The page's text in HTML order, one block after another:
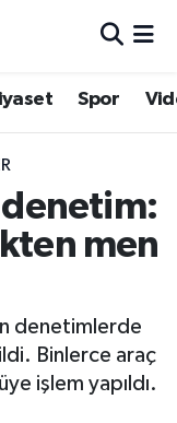
Spor
denetim:
men
denetimlerde
Binlerce araç
işlem yapıldı.